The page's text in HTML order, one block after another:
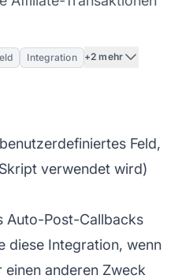
Integration +2 mehr
Feld,
verwendet wird)
Auto-Post-Callbacks
diese Integration, wenn
anderen Zweck